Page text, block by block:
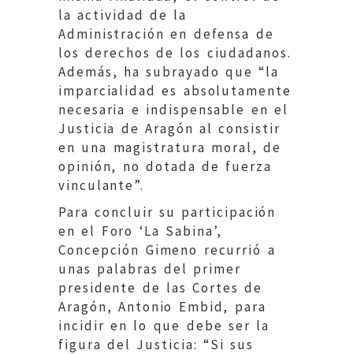
la actividad de la
Administración en defensa de
los derechos de los ciudadanos.
Además, ha subrayado que “la
imparcialidad es absolutamente
necesaria e indispensable en el
Justicia de Aragón al consistir
en una magistratura moral, de
opinión, no dotada de fuerza
vinculante”.
Para concluir su participación
en el Foro ‘La Sabina’,
Concepción Gimeno recurrió a
unas palabras del primer
presidente de las Cortes de
Aragón, Antonio Embid, para
incidir en lo que debe ser la
figura del Justicia: “Si sus